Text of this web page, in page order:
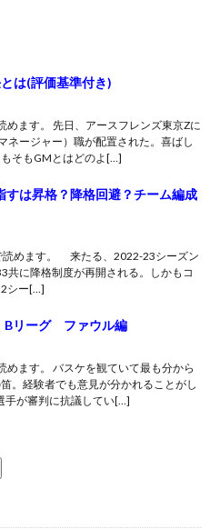
は(評価基準付き)
めます。 先日、アースフレンズ東京Zに
ネージャー）職が配置された。喜ばし
そもGMとはどのよ[…]
すは昇格？降格回避？チーム編成
読めます。 来たる、2022-23シーズン
共に降格制度が再開される。しかもコ
2シー[…]
リーグ ファウル編
めます。 バスケを観ていて最も分から
。経験者でも意見が分かれることがし
手が審判に抗議してい[…]